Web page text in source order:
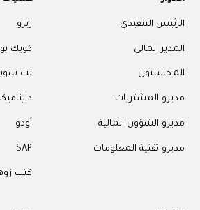
الرئيس التنفيذي
المدير المالي
المحاسبون
مديرو المشتريات
مديرو الشؤون المالية
مديرو تقنية المعلومات
زيرو
كويك
نت
أودو
SAP
كتب